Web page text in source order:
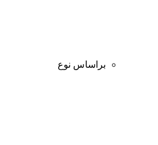
براساس نوع